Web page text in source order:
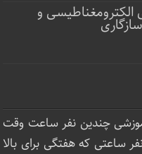
الکترومغناطیسی و
چندین نفر ساعت‌ وقت
ساعتی که هفتگی برای بالا